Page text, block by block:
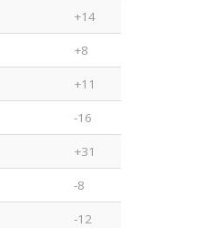
+14
+8
+11
-16
+31
-8
-12